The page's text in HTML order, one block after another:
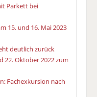
Parkett bei
15. und 16. Mai 2023
deutlich zurück
22. Oktober 2022 zum
Fachexkursion nach